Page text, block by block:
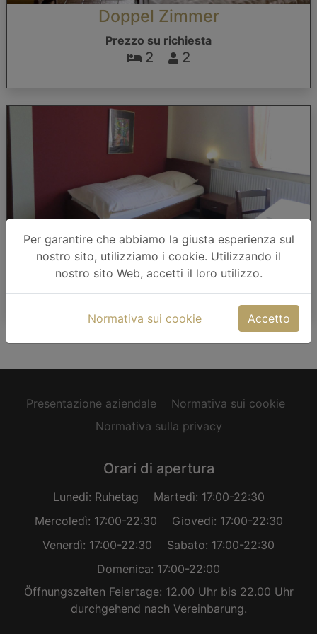
Doppel Zimmer
Prezzo su richiesta
2 2
Einzel Zimmer
Prezzo su richiesta
Presentazione aziendale
Normativa sui cookie
Normativa sulla privacy
Orari di apertura
Lunedi: Ruhetag
Martedì: 17:00-22:30
Mercoledì: 17:00-22:30
Giovedi: 17:00-22:30
Venerdì: 17:00-22:30
Sabato: 17:00-22:30
Domenica: 17:00-22:00
Öffnungszeiten Feiertage: 12.00 Uhr bis 22.00 Uhr
durchgehend nach Vereinbarung.
Per garantire che abbiamo la giusta esperienza sul
nostro sito, utilizziamo i cookie. Utilizzando il
nostro sito Web, accetti il loro utilizzo.
Normativa sui cookie Accetto